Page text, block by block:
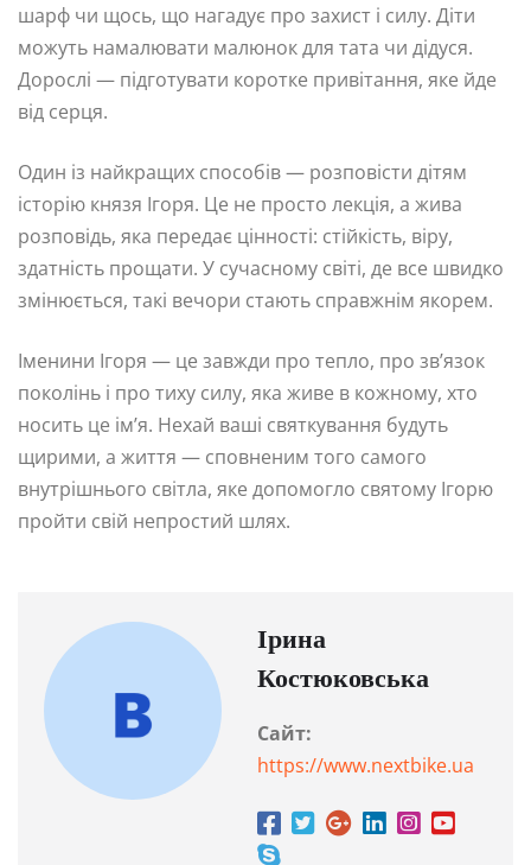
шарф чи щось, що нагадує про захист і силу. Діти
можуть намалювати малюнок для тата чи дідуся.
Дорослі — підготувати коротке привітання, яке йде
від серця.
Один із найкращих способів — розповісти дітям
історію князя Ігоря. Це не просто лекція, а жива
розповідь, яка передає цінності: стійкість, віру,
здатність прощати. У сучасному світі, де все швидко
змінюється, такі вечори стають справжнім якорем.
Іменини Ігоря — це завжди про тепло, про зв’язок
поколінь і про тиху силу, яка живе в кожному, хто
носить це ім’я. Нехай ваші святкування будуть
щирими, а життя — сповненим того самого
внутрішнього світла, яке допомогло святому Ігорю
пройти свій непростий шлях.
Ірина
Костюковська
Сайт:
https://www.nextbike.ua